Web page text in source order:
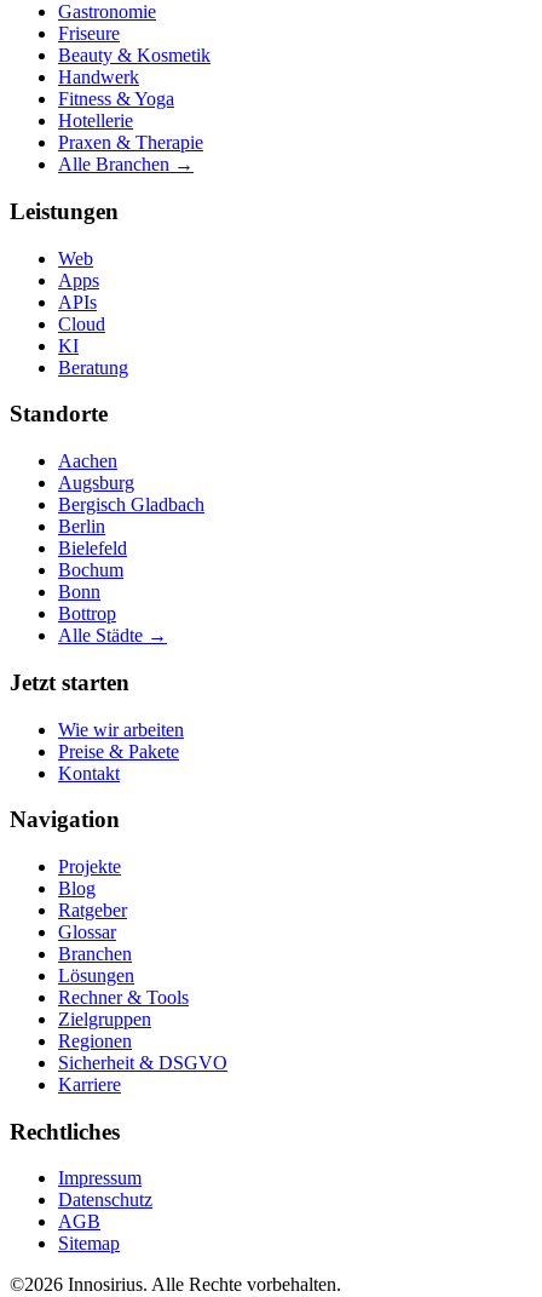
Gastronomie
Friseure
Beauty & Kosmetik
Handwerk
Fitness & Yoga
Hotellerie
Praxen & Therapie
Alle Branchen →
Leistungen
Web
Apps
APIs
Cloud
KI
Beratung
Standorte
Aachen
Augsburg
Bergisch Gladbach
Berlin
Bielefeld
Bochum
Bonn
Bottrop
Alle Städte →
Jetzt starten
Wie wir arbeiten
Preise & Pakete
Kontakt
Navigation
Projekte
Blog
Ratgeber
Glossar
Branchen
Lösungen
Rechner & Tools
Zielgruppen
Regionen
Sicherheit & DSGVO
Karriere
Rechtliches
Impressum
Datenschutz
AGB
Sitemap
©2026 Innosirius. Alle Rechte vorbehalten.